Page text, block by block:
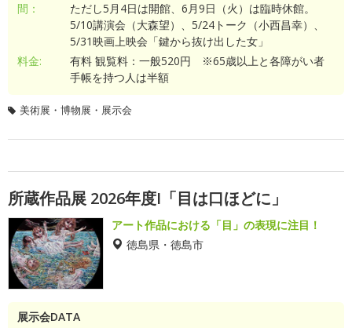
間：
ただし5月4日は開館、6月9日（火）は臨時休館。
5/10講演会（大森望）、5/24トーク（小西昌幸）、
5/31映画上映会「鍵から抜け出した女」
料金:
有料 観覧料：一般520円 ※65歳以上と各障がい者
手帳を持つ人は半額
美術展・博物展・展示会
所蔵作品展 2026年度I「目は口ほどに」
アート作品における「目」の表現に注目！
徳島県・徳島市
展示会DATA